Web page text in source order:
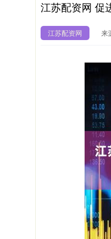
江苏配资网 促
江苏配资网 来